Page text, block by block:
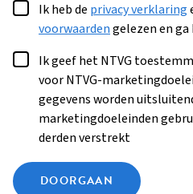
Ik heb de privacy verklaring
voorwaardengelezen en
Ik geef het NTVG
voor NTVG-
gegevens worden
marketingdoeleinden
derden verstrekt
DOORGAAN